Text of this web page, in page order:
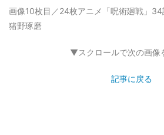
画像10枚目／24枚アニメ「呪術廻戦」34
猪野琢磨
▼スクロールで次の画
記事に戻る